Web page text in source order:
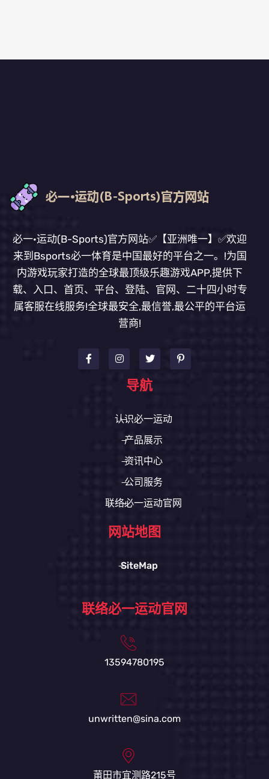
必一·运动(B-Sports)官方网站✅【亚洲唯一】✅欢迎
来到Bsports必一体育是中国最好的平台之一。!为国
内游戏玩家打造的全球最顶级乐趣游戏APP,提供下
载、入口、首页、平台、登陆、官网、二十四小时专
属客服在线服务!全球最安全,最信誉,最公平的平台运
营商!
导航
认识必一运动
产品展示
资讯中心
公司服务
联络必一运动官网
网站地图
SiteMap
联络必一运动官网
13594780195
unwritten@sina.com
莆田市宜测路215号